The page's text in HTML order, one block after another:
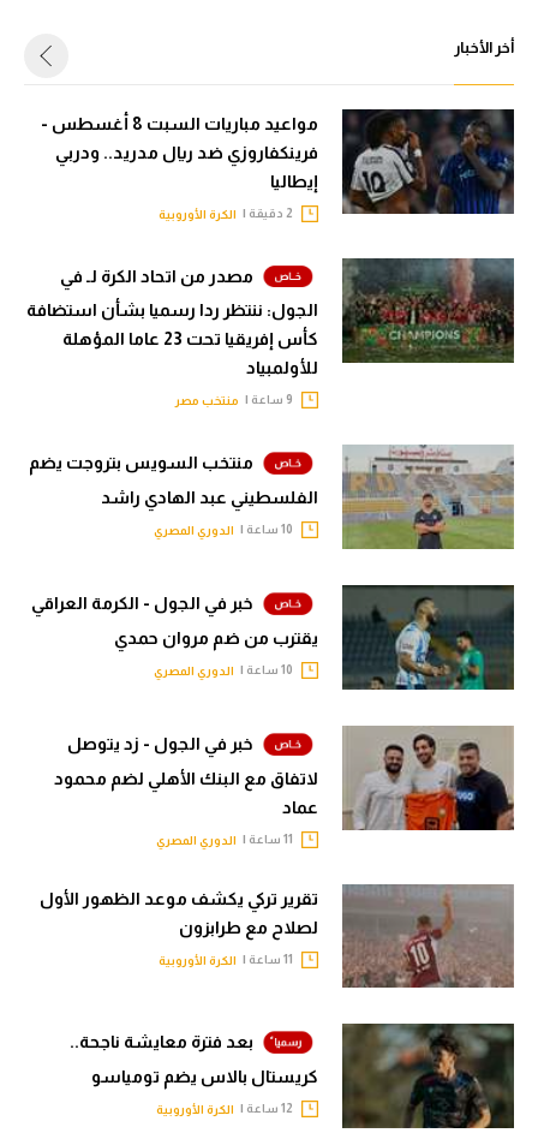
أخر الأخبار
مواعيد مباريات السبت 8 أغسطس -
فرينكفاروزي ضد ريال مدريد.. ودربي
إيطاليا
الكرة الأوروبية
مصدر من اتحاد الكرة لـ في
الجول: ننتظر ردا رسميا بشأن استضافة
كأس إفريقيا تحت 23 عاما المؤهلة
للأولمبياد
منتخب مصر
منتخب السويس بتروجت يضم
الفلسطيني عبد الهادي راشد
الدوري المصري
خبر في الجول - الكرمة العراقي
يقترب من ضم مروان حمدي
الدوري المصري
خبر في الجول - زد يتوصل
لاتفاق مع البنك الأهلي لضم محمود
عماد
الدوري المصري
تقرير تركي يكشف موعد الظهور الأول
لصلاح مع طرابزون
الكرة الأوروبية
بعد فترة معايشة ناجحة..
كريستال بالاس يضم تومياسو
الكرة الأوروبية